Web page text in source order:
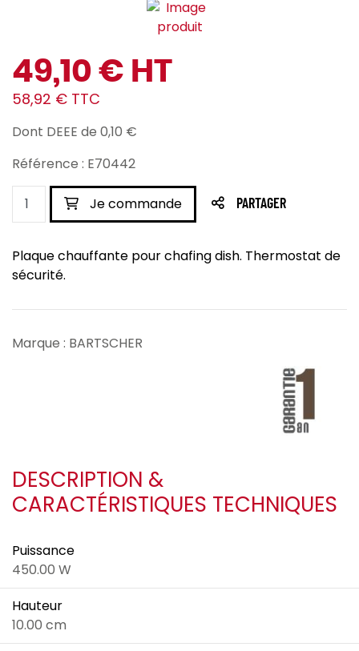
49,10 € HT
58,92 € TTC
Dont DEEE de 0,10 €
Référence : E70442
Je commande PARTAGER
Plaque chauffante pour chafing dish. Thermostat de
sécurité.
Marque : BARTSCHER
DESCRIPTION &
CARACTÉRISTIQUES TECHNIQUES
Puissance
450.00 W
Hauteur
10.00 cm